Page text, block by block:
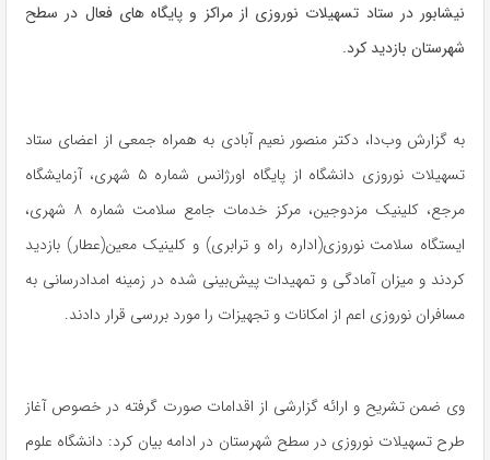
نیشابور در ستاد تسهیلات نوروزی از مراکز و پایگاه های فعال در سطح
شهرستان بازدید کرد.
به گزارش وب‌دا، دکتر منصور نعیم آبادی به همراه جمعی از اعضای ستاد
تسهیلات نوروزی دانشگاه از پایگاه اورژانس شماره ۵ شهری، آزمایشگاه
مرجع، کلینیک مزدوجین، مرکز خدمات جامع سلامت شماره ۸ شهری،
ایستگاه سلامت نوروزی(اداره راه و ترابری) و کلینیک معین(عطار) بازدید
کردند و میزان آمادگی و تمهیدات پیش‌بینی شده در زمینه امدادرسانی به
مسافران نوروزی اعم از امکانات و تجهیزات را مورد بررسی قرار دادند.
وی ضمن تشریح و ارائه گزارشی از اقدامات صورت گرفته در خصوص آغاز
طرح تسهیلات نوروزی در سطح شهرستان در ادامه بیان کرد: دانشگاه علوم